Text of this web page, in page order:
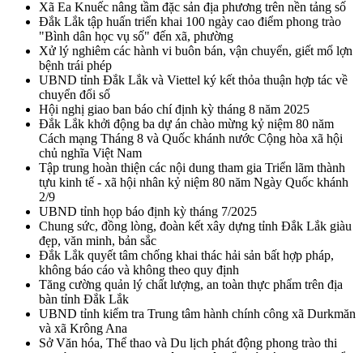
Xã Ea Knuếc nâng tầm đặc sản địa phương trên nền tảng số
Đắk Lắk tập huấn triển khai 100 ngày cao điểm phong trào
"Bình dân học vụ số" đến xã, phường
Xử lý nghiêm các hành vi buôn bán, vận chuyển, giết mổ lợn
bệnh trái phép
UBND tỉnh Đắk Lắk và Viettel ký kết thỏa thuận hợp tác về
chuyển đổi số
Hội nghị giao ban báo chí định kỳ tháng 8 năm 2025
Đắk Lắk khởi động ba dự án chào mừng kỷ niệm 80 năm
Cách mạng Tháng 8 và Quốc khánh nước Cộng hòa xã hội
chủ nghĩa Việt Nam
Tập trung hoàn thiện các nội dung tham gia Triển lãm thành
tựu kinh tế - xã hội nhân kỷ niệm 80 năm Ngày Quốc khánh
2/9
UBND tỉnh họp báo định kỳ tháng 7/2025
Chung sức, đồng lòng, đoàn kết xây dựng tỉnh Đắk Lắk giàu
đẹp, văn minh, bản sắc
Đắk Lắk quyết tâm chống khai thác hải sản bất hợp pháp,
không báo cáo và không theo quy định
Tăng cường quản lý chất lượng, an toàn thực phẩm trên địa
bàn tỉnh Đắk Lắk
UBND tỉnh kiểm tra Trung tâm hành chính công xã Durkmăn
và xã Krông Ana
Sở Văn hóa, Thể thao và Du lịch phát động phong trào thi